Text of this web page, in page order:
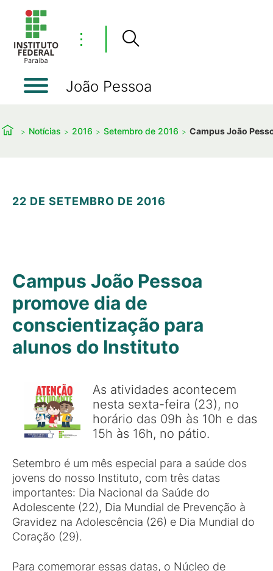
⋮
João Pessoa
Notícias 2016 Setembro de 2016 Campus João
22 DE SETEMBRO DE 2016
Campus João Pessoa
promove dia de
conscientização para
alunos do Instituto
As atividades acontecem
nesta sexta-feira (23), no
horário das 09h às 10h e das
15h às 16h, no pátio.
Setembro é um mês especial para a saúde dos
jovens do nosso Instituto, com três datas
importantes: Dia Nacional da Saúde do
Adolescente (22), Dia Mundial de Prevenção à
Gravidez na Adolescência (26) e Dia Mundial do
Coração (29).
Para comemorar essas datas, o Núcleo de